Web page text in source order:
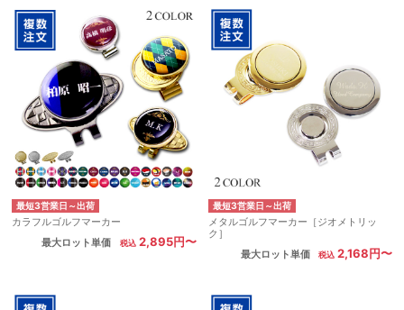
最短3営業日～出荷
カラフルゴルフマーカー
最大ロット単価
2,895円〜
最短3営業日～出荷
メタルゴルフマーカー［ジオメトリッ
ク］
最大ロット単価
2,168円〜